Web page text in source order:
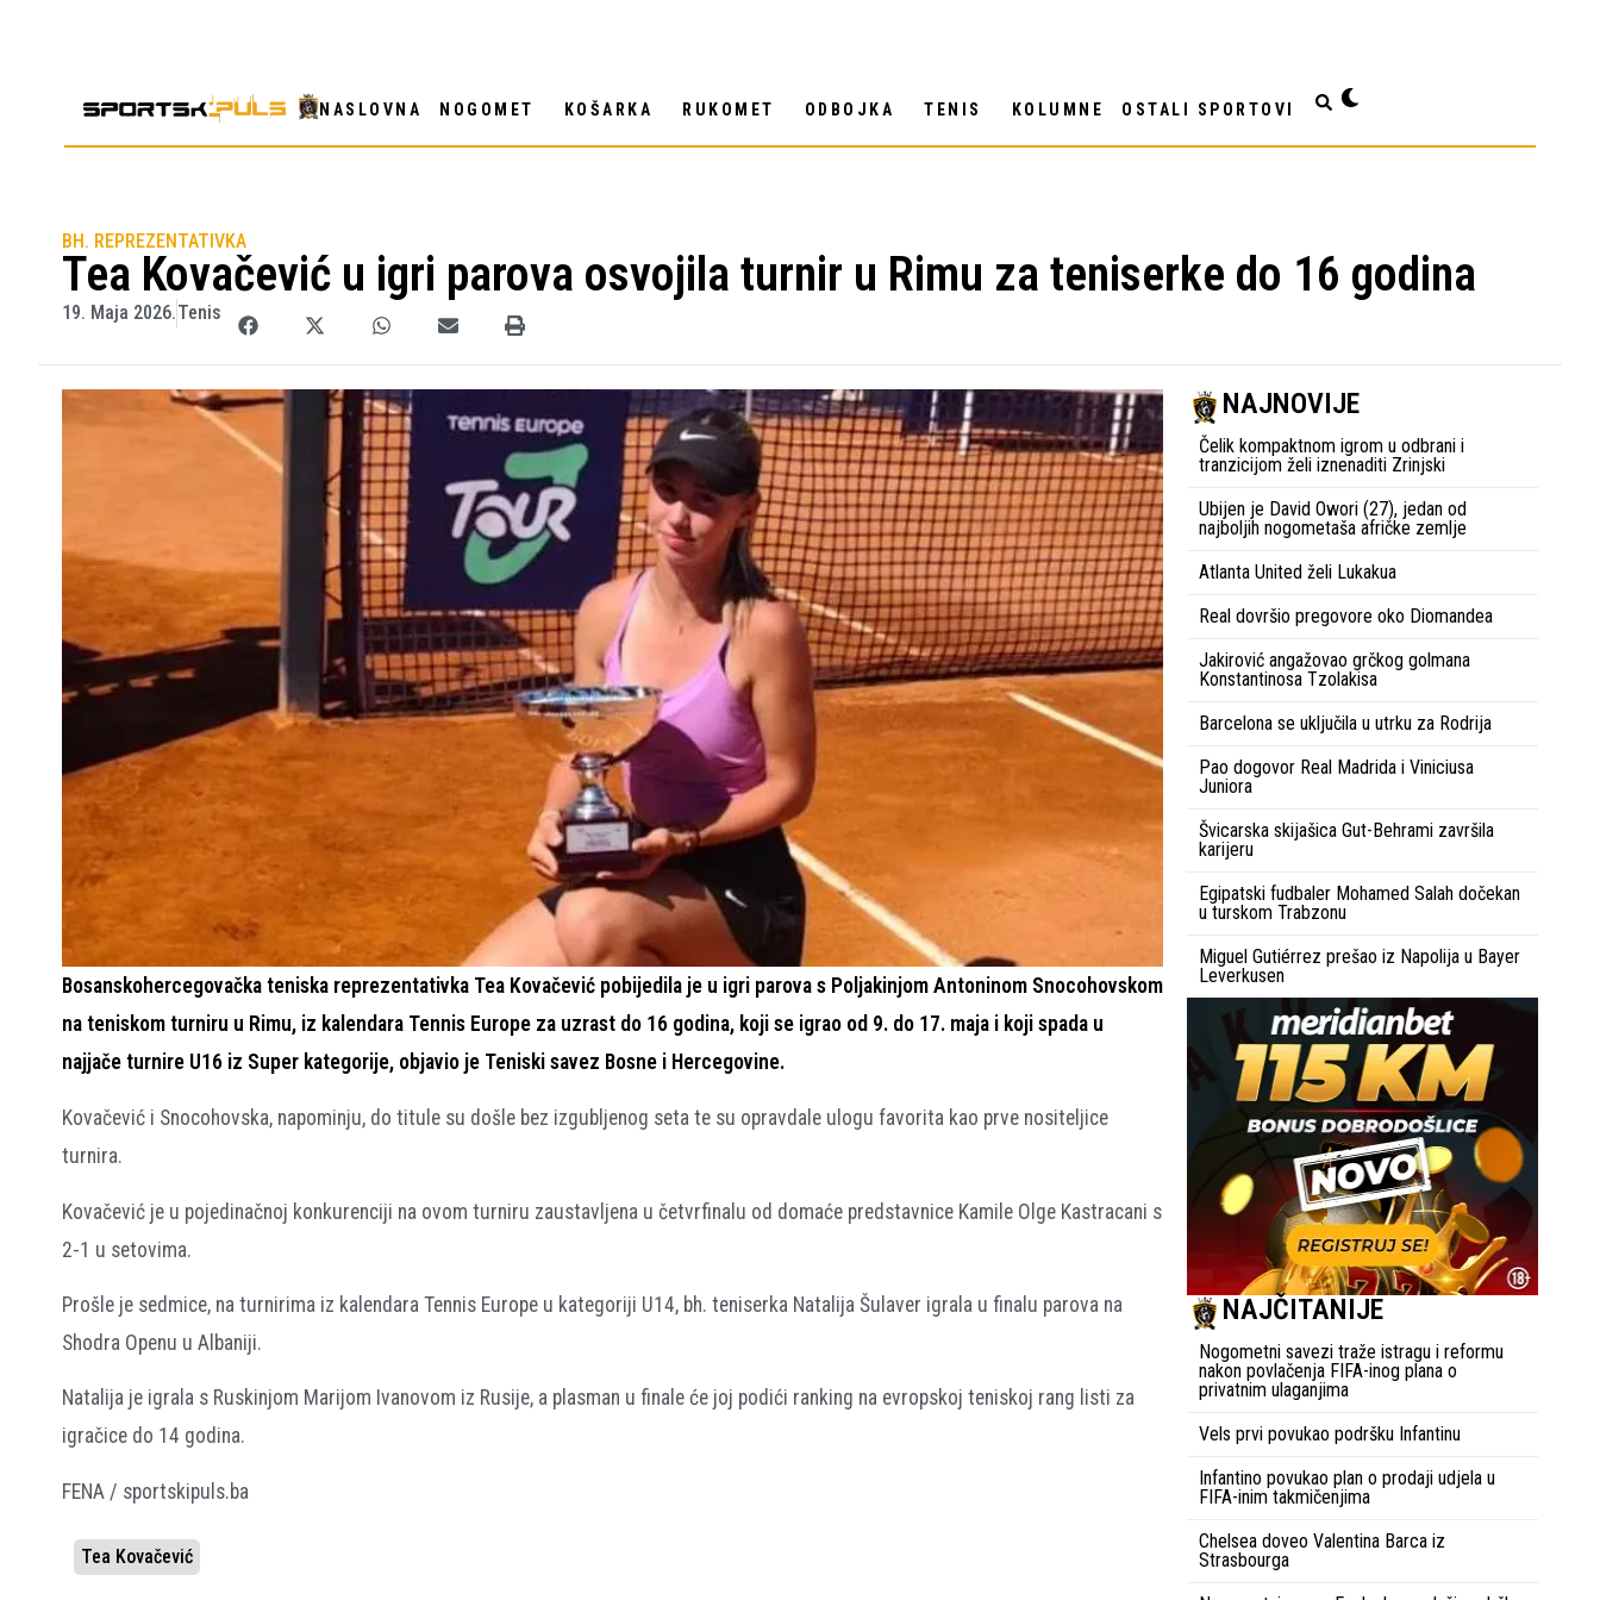
NASLOVNA NOGOMET KOŠARKA RUKOMET ODBOJKA TENIS KOLUMNE OSTALI SPORTOVI
BH. REPREZENTATIVKA
Tea Kovačević u igri parova osvojila turnir u Rimu za teniserke do 16 godina
19. Maja 2026.Tenis
Bosanskohercegovačka teniska reprezentativka Tea Kovačević pobijedila je u igri parova s Poljakinjom Antoninom Snocohovskom
na teniskom turniru u Rimu, iz kalendara Tennis Europe za uzrast do 16 godina, koji se igrao od 9. do 17. maja i koji spada u
najjače turnire U16 iz Super kategorije, objavio je Teniski savez Bosne i Hercegovine.
Kovačević i Snocohovska, napominju, do titule su došle bez izgubljenog seta te su opravdale ulogu favorita kao prve nositeljice
turnira.
Kovačević je u pojedinačnoj konkurenciji na ovom turniru zaustavljena u četvrfinalu od domaće predstavnice Kamile Olge Kastracani s
2-1 u setovima.
Prošle je sedmice, na turnirima iz kalendara Tennis Europe u kategoriji U14, bh. teniserka Natalija Šulaver igrala u finalu parova na
Shodra Openu u Albaniji.
Natalija je igrala s Ruskinjom Marijom Ivanovom iz Rusije, a plasman u finale će joj podići ranking na evropskoj teniskoj rang listi za
igračice do 14 godina.
FENA / sportskipuls.ba
Tea Kovačević
NAJNOVIJE
Čelik kompaktnom igrom u odbrani i
tranzicijom želi iznenaditi Zrinjski
Ubijen je David Owori (27), jedan od
najboljih nogometaša afričke zemlje
Atlanta United želi Lukakua
Real dovršio pregovore oko Diomandea
Jakirović angažovao grčkog golmana
Konstantinosa Tzolakisa
Barcelona se uključila u utrku za Rodrija
Pao dogovor Real Madrida i Viniciusa
Juniora
Švicarska skijašica Gut-Behrami završila
karijeru
Egipatski fudbaler Mohamed Salah dočekan
u turskom Trabzonu
Miguel Gutiérrez prešao iz Napolija u Bayer
Leverkusen
NAJČITANIJE
Nogometni savezi traže istragu i reformu
nakon povlačenja FIFA-inog plana o
privatnim ulaganjima
Vels prvi povukao podršku Infantinu
Infantino povukao plan o prodaji udjela u
FIFA-inim takmičenjima
Chelsea doveo Valentina Barca iz
Strasbourga